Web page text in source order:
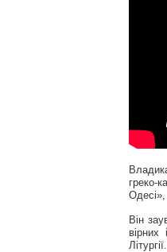
греко-
Він